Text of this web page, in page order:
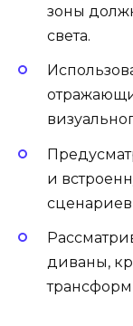
зоны
света.
и
диваны,